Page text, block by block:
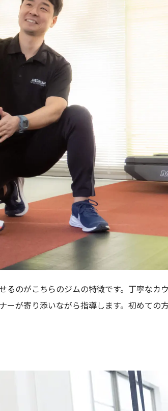
のがこちらのジムの特徴です。丁寧なカ
が寄り添いながら指導します。初めての